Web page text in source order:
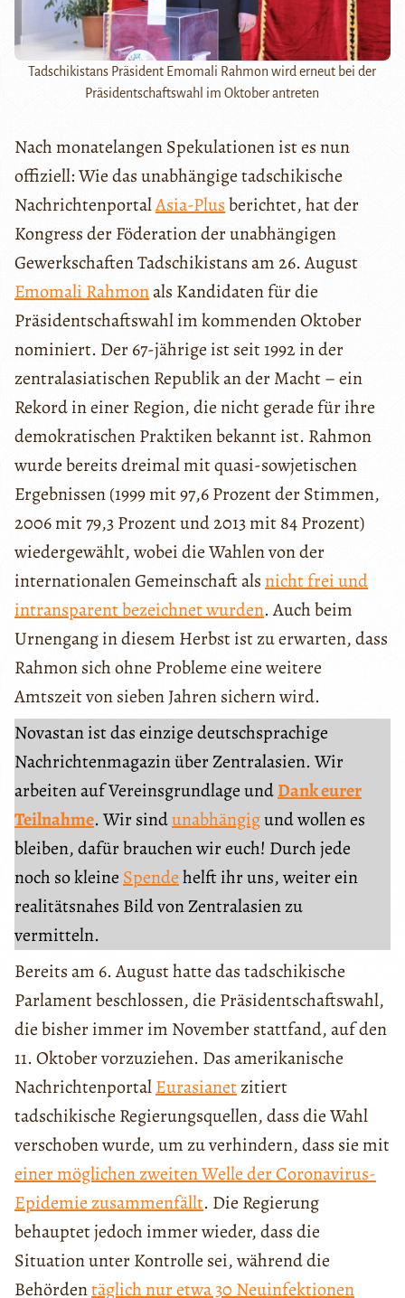
Tadschikistans Präsident Emomali Rahmon wird erneut bei der
Präsidentschaftswahl im Oktober antreten
Nach monatelangen Spekulationen ist es nun
offiziell: Wie das unabhängige tadschikische
NachrichtenportalAsia-Plusberichtet, hat der
Kongress der Föderation der unabhängigen
Gewerkschaften Tadschikistans am 26. August
Emomali Rahmonals Kandidaten für die
Präsidentschaftswahl im kommenden Oktober
nominiert. Der 67-jährige ist seit 1992 in der
zentralasiatischen Republik an der Macht – ein
Rekord in einer Region, die nicht gerade für ihre
demokratischen Praktiken bekannt ist. Rahmon
wurde bereits dreimal mit quasi-sowjetischen
Ergebnissen (1999 mit 97,6 Prozent der Stimmen,
2006 mit 79,3 Prozent und 2013 mit 84 Prozent)
wiedergewählt, wobei die Wahlen von der
internationalen Gemeinschaft alsnicht frei und
intransparent bezeichnet wurden. Auch beim
Urnengang in diesem Herbst ist zu erwarten, dass
Rahmon sich ohne Probleme eine weitere
Amtszeit von sieben Jahren sichern wird.
Novastan ist das einzige deutschsprachige
Nachrichtenmagazin über Zentralasien. Wir
arbeiten auf Vereinsgrundlage undDank eurer
Teilnahme. Wir sindunabhängigund wollen es
bleiben, dafür brauchen wir euch! Durch jede
noch so kleine Spendehelft ihr uns, weiter ein
realitätsnahes Bild von Zentralasien zu
vermitteln.
Bereits am 6. August hatte das tadschikische
Parlament beschlossen, die Präsidentschaftswahl,
die bisher immer im November stattfand, auf den
11. Oktober vorzuziehen. Das amerikanische
NachrichtenportalEurasianetzitiert
tadschikische Regierungsquellen, dass die Wahl
verschoben wurde, um zu verhindern, dass sie mit
einer möglichen zweiten Welle der Coronavirus-
Epidemie zusammenfällt. Die Regierung
behauptet jedoch immer wieder, dass die
Situation unter Kontrolle sei, während die
Behördentäglich nur etwa 30 Neuinfektionen